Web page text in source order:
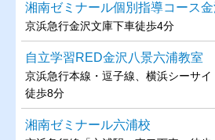
湘南ゼミナール個別指導コース
京浜急行金沢文庫下車徒歩4分
自立学習RED金沢八景六浦教室
京浜急行本線・逗子線、横浜シーサ
徒歩8分
湘南ゼミナール六浦校